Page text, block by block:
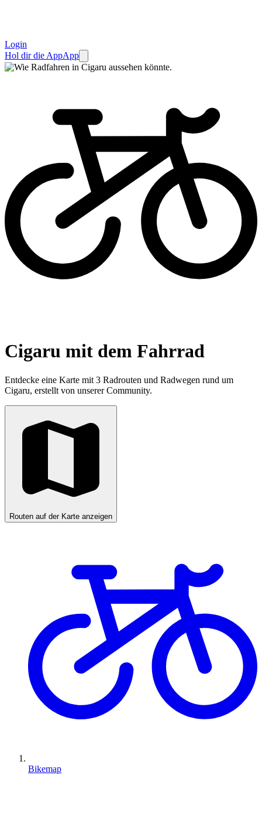
Login
Hol dir die AppApp
Cigaru mit dem Fahrrad
Entdecke eine Karte mit 3 Radrouten und Radwegen rund um
Cigaru, erstellt von unserer Community.
Routen auf der Karte anzeigen
Bikemap